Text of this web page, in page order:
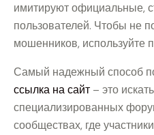
имитируют официальные,
пользователей. Чтобы не
мошенников, используйте
Самый надежный способ
ссылка на сайт – это
специализированных
сообществах, где